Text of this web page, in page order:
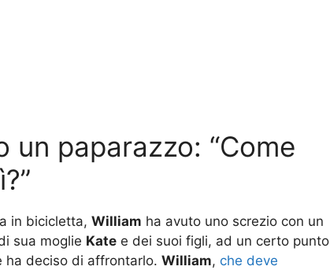
un paparazzo: “Come
in bicicletta, William ha avuto uno screzio con un
sua moglie Kate e dei suoi figli, ad un certo punto
ha deciso di affrontarlo. William, che deve